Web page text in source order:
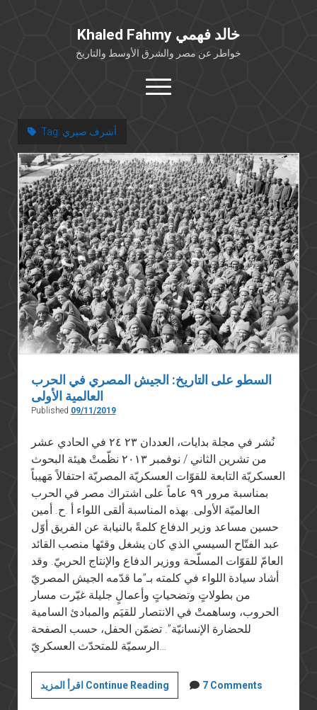
Khaled Fahmy خالد فهمي
خواطر عن مصر والشرق الأوسط والتاريخ
open
menu
خلفية شخصية
كتابات أكاديمية
مقالات صحافية
بوستات من فيسبوك
مقابلات في الإعلام
Languages
Tag: أشرف صبري
السطو على التاريخ: الجيش المصري في الحرب
العالمية الأولى
Published 09/11/2019
نُشر في مجلة بدايات، العددان ٢٣ ٢٤ في الحادي عشر
من تشرين الثاني / نوفمبر ٢٠١٣ نظّمتْ هيئة البحوث
العسكريّة التابعة للقوّات العسكريّة المصريّة احتفالاً مَهيباً
بمناسبة مرور ٩٩ عاماً على اشتراك مصر في الحرب
العالميّة الأولى. بهذه المناسبة ألقى اللواء أ .ح. أمين
حسين مساعد وزير الدفاع كلمةً بالنيابة عن الفريق أوّل
عبد الفتّاح السيسي الذي كان يشغل وقتَها منصب القائد
العامّ للقوّات المسلّحة ووزير الدفاع والإنتاج الحربيّ. وقد
أشاد سيادة اللواء في كلمته بـ”ما قدّمه الجيش المصريّ
من بطولاتٍ وتضحياتٍ وأعمالٍ جليلة غيّرت مسار
الحروب، وساهمتْ في الانتصار للقيَم والمبادئ السامية
للحضارة الإنسانيّة”. تضمّن الحفل، حسب الصفحة
الرسميّة للمتحدّث العسكريّ…
اقرأ المزيد Continue Readingالسطو
على
7 Comments